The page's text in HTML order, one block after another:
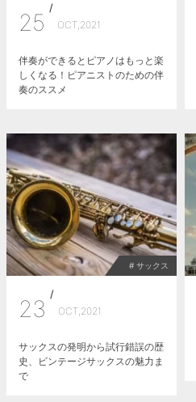
25
/
OCT,2021
伴奏ができるとピアノはもっと楽
しくなる！ピアニストのための伴
奏のススメ
# サックス
23
/
OCT,2021
サックスの発明から試行錯誤の歴
史、ビンテージサックスの魅力ま
で